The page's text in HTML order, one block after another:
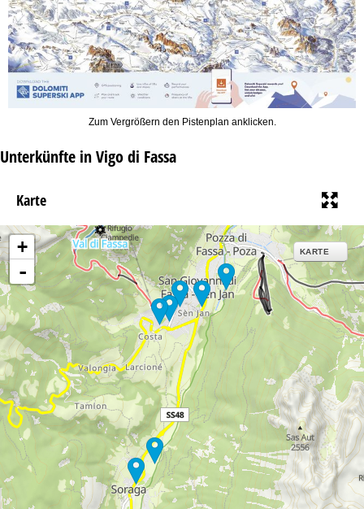
Zum Vergrößern den Pistenplan anklicken.
Unterkünfte in Vigo di Fassa
Karte
+
-
KARTE